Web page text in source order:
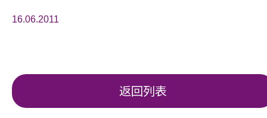
会籍
16.06.2011
返回列表